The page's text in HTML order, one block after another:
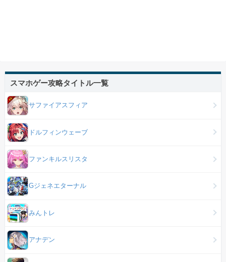
スマホゲー攻略タイトル一覧
サファイアスフィア
ドルフィンウェーブ
ファンキルスリスタ
Gジェネエターナル
みんトレ
アナデン